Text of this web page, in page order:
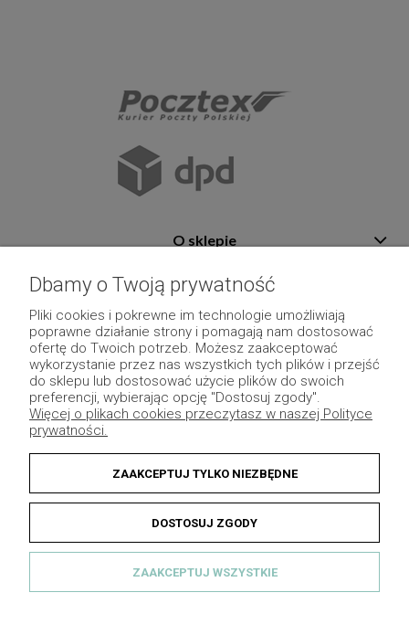
O sklepie
Pomoc
Płatność i dostawa
Moje konto
Pozostałe
Dbamy o Twoją prywatność
Pliki cookies i pokrewne im technologie umożliwiają
poprawne działanie strony i pomagają nam dostosować
ofertę do Twoich potrzeb. Możesz zaakceptować
wykorzystanie przez nas wszystkich tych plików i przejść
do sklepu lub dostosować użycie plików do swoich
preferencji, wybierając opcję "Dostosuj zgody".
Więcej o plikach cookies przeczytasz w naszej Polityce
prywatności.
ZAAKCEPTUJ TYLKO NIEZBĘDNE
DOSTOSUJ ZGODY
ZAAKCEPTUJ WSZYSTKIE